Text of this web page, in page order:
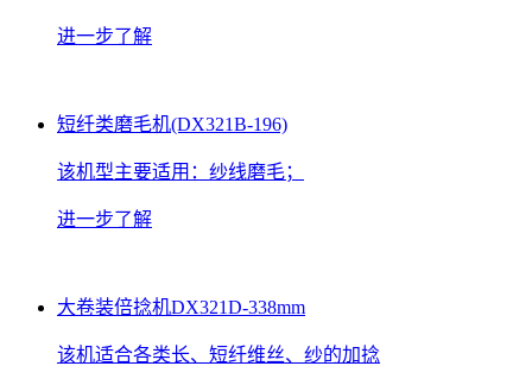
进一步了解
短纤类磨毛机(DX321B-196)
该机型主要适用：纱线磨毛；
进一步了解
大卷装倍捻机DX321D-338mm
该机适合各类长、短纤维丝、纱的加捻